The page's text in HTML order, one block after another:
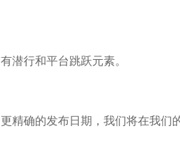
行和平台跳跃元素。
确的发布日期，我们将在我们